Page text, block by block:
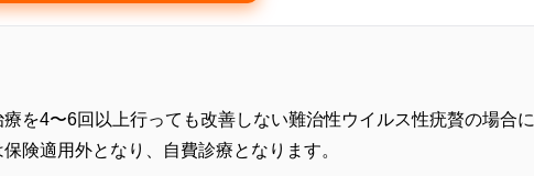
を4〜6回以上行っても改善しない難治性ウイルス性疣贅の場合に
険適用外となり、自費診療となります。